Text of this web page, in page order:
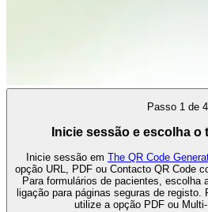
Passo 1 de 4
Inicie sessão e escolha o
Inicie sessão em The QR Code
opção URL, PDF ou Contacto QR Code
Para formulários de pacientes, escolha
ligação para páginas seguras de registo.
utilize a opção PDF ou